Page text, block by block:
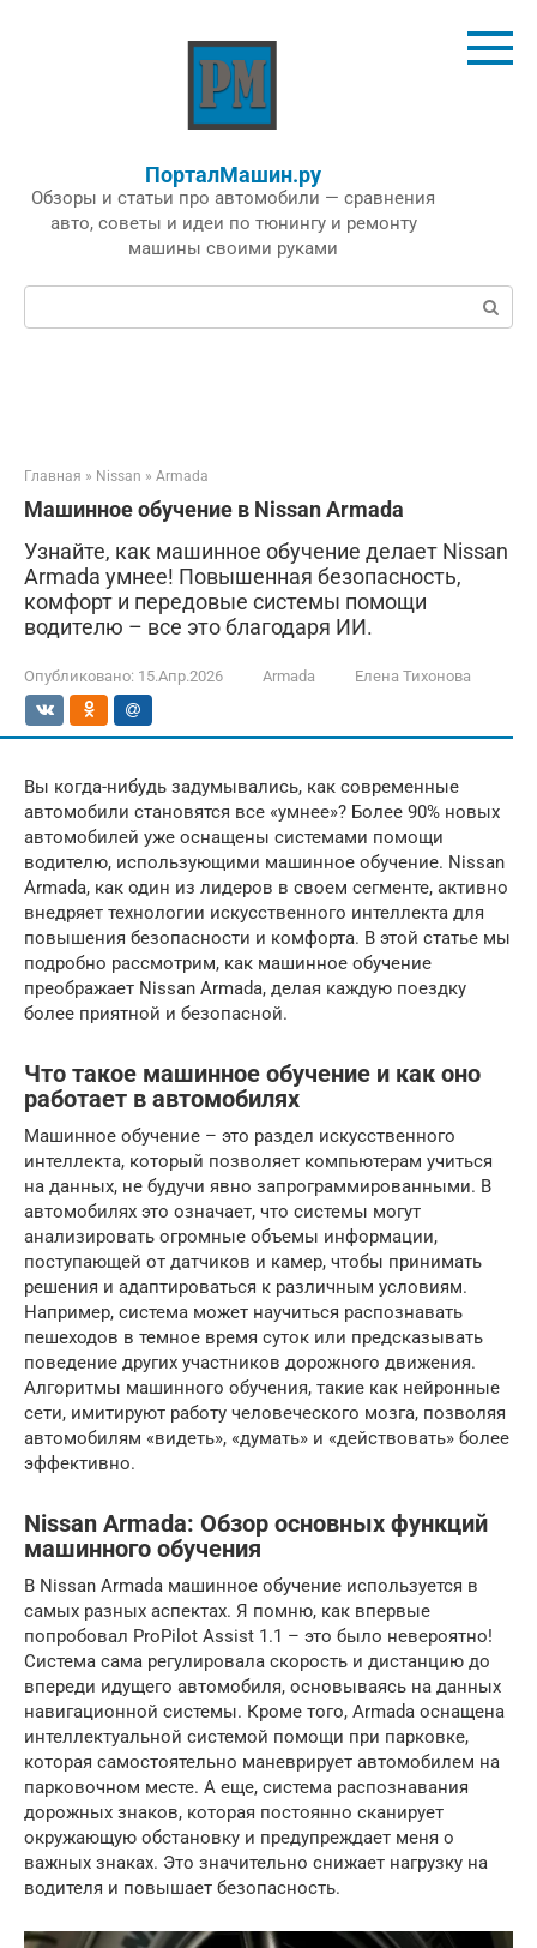
ПорталМашин.ру
Обзоры и статьи про автомобили — сравнения
авто, советы и идеи по тюнингу и ремонту
машины своими руками
Поиск:
Главная » Nissan » Armada
Машинное обучение в Nissan Armada
Узнайте, как машинное обучение делает Nissan
Armada умнее! Повышенная безопасность,
комфорт и передовые системы помощи
водителю – все это благодаря ИИ.
Опубликовано: 15.Апр.2026 Armada Елена Тихонова
Вы когда-нибудь задумывались, как современные
автомобили становятся все «умнее»? Более 90% новых
автомобилей уже оснащены системами помощи
водителю, использующими машинное обучение. Nissan
Armada, как один из лидеров в своем сегменте, активно
внедряет технологии искусственного интеллекта для
повышения безопасности и комфорта. В этой статье мы
подробно рассмотрим, как машинное обучение
преображает Nissan Armada, делая каждую поездку
более приятной и безопасной.
Что такое машинное обучение и как оно
работает в автомобилях
Машинное обучение – это раздел искусственного
интеллекта, который позволяет компьютерам учиться
на данных, не будучи явно запрограммированными. В
автомобилях это означает, что системы могут
анализировать огромные объемы информации,
поступающей от датчиков и камер, чтобы принимать
решения и адаптироваться к различным условиям.
Например, система может научиться распознавать
пешеходов в темное время суток или предсказывать
поведение других участников дорожного движения.
Алгоритмы машинного обучения, такие как нейронные
сети, имитируют работу человеческого мозга, позволяя
автомобилям «видеть», «думать» и «действовать» более
эффективно.
Nissan Armada: Обзор основных функций
машинного обучения
В Nissan Armada машинное обучение используется в
самых разных аспектах. Я помню, как впервые
попробовал ProPilot Assist 1.1 – это было невероятно!
Система сама регулировала скорость и дистанцию до
впереди идущего автомобиля, основываясь на данных
навигационной системы. Кроме того, Armada оснащена
интеллектуальной системой помощи при парковке,
которая самостоятельно маневрирует автомобилем на
парковочном месте. А еще, система распознавания
дорожных знаков, которая постоянно сканирует
окружающую обстановку и предупреждает меня о
важных знаках. Это значительно снижает нагрузку на
водителя и повышает безопасность.